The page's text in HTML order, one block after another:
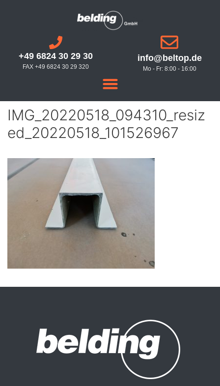
+49 6824 30 29 30
FAX +49 6824 30 29 320
info@beltop.de
Mo - Fr: 8:00 - 16:00
IMG_20220518_094310_resiz
ed_20220518_101526967